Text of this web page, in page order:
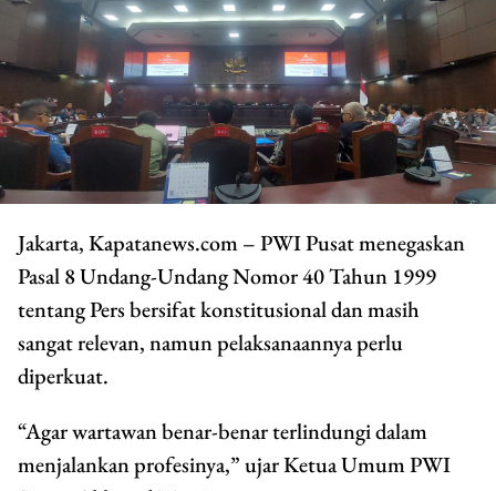
Jakarta, Kapatanews.com – PWI Pusat menegaskan
Pasal 8 Undang-Undang Nomor 40 Tahun 1999
tentang Pers bersifat konstitusional dan masih
sangat relevan, namun pelaksanaannya perlu
diperkuat.
“Agar wartawan benar-benar terlindungi dalam
menjalankan profesinya,” ujar Ketua Umum PWI